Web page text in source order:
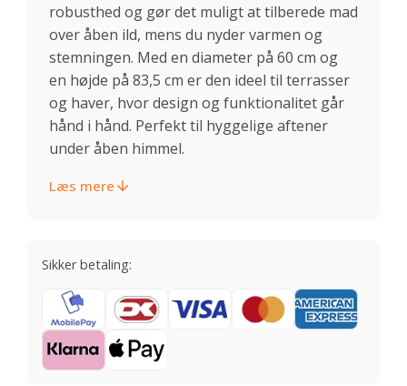
robusthed og gør det muligt at tilberede mad
over åben ild, mens du nyder varmen og
stemningen. Med en diameter på 60 cm og
en højde på 83,5 cm er den ideel til terrasser
og haver, hvor design og funktionalitet går
hånd i hånd. Perfekt til hyggelige aftener
under åben himmel.
Læs mere
Sikker betaling: